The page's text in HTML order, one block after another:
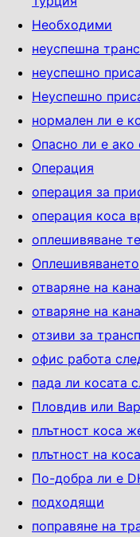
Необходими
неуспешна
неуспешно
Неуспешно
нормален ли е
Опасно ли е ако
Операция
операция за
операция коса
оплешивяване
Оплешивяването
отваряне на
отваряне на
отзиви за
офис работа
пада ли косата
Пловдив или
плътност коса
плътност на
По-добра ли е
подходящи
поправяне на